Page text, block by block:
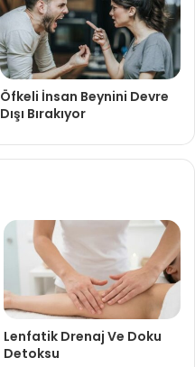
Öfkeli İnsan Beynini Devre
Dışı Bırakıyor
Lenfatik Drenaj Ve Doku
Detoksu